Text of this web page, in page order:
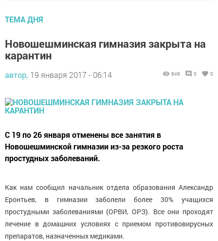
ТЕМА ДНЯ
Новошешминская гимназия закрыта на
карантин
автор, 19 января 2017 - 06:14 849 0 0
С 19 по 26 января отменены все занятия в
Новошешминской гимназии из-за резкого роста
простудных заболеваний.
Как нам сообщил начальник отдела образования Александр
Еронтьев, в гимназии заболели более 30% учащихся
простудными заболеваниями (ОРВИ, ОРЗ). Все они проходят
лечение в домашних условиях с приемом противовирусных
препаратов, назначенных медиками.